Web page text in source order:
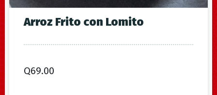
Arroz Frito con Lomito
Q69.00